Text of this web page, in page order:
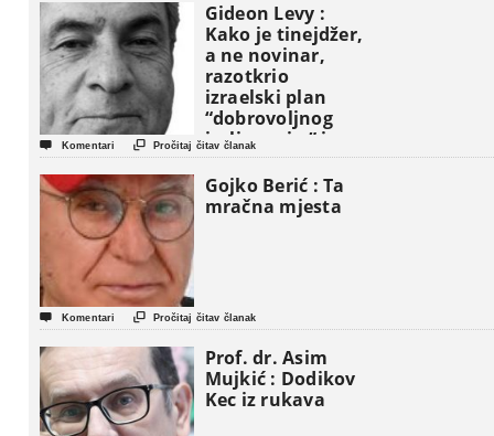
Gideon Levy :
Kako je tinejdžer,
a ne novinar,
razotkrio
izraelski plan
“dobrovoljnog
iseljavanja ” iz
Gaze
 Komentari  Pročitaj čitav članak
Gojko Berić : Ta
mračna mjesta
 Komentari  Pročitaj čitav članak
Prof. dr. Asim
Mujkić : Dodikov
Kec iz rukava